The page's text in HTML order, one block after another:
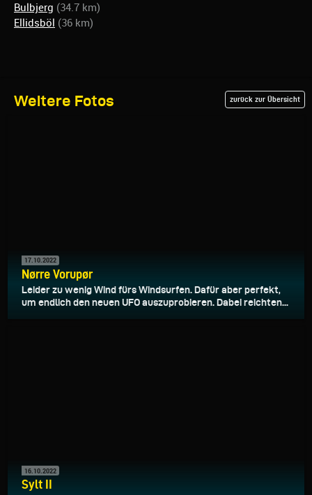
Bulbjerg (34.7 km)
Ellidsböl (36 km)
Weitere Fotos zurück zur Übersicht
17.10.2022
Nørre Vorupør
Leider zu wenig Wind fürs Windsurfen. Dafür aber perfekt,
um endlich den neuen UFO auszuprobieren. Dabei reichten...
16.10.2022
Sylt II